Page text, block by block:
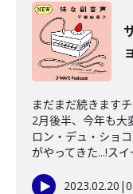
まだまだ続きます
2月後半、今年も大
ロン・デュ・ショ
がやってきた...!ス
2023.02.20 |